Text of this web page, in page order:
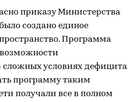
приказу Министерства
создано единое
Программа
сложных условиях дефицита
программу таким
получали все в полном